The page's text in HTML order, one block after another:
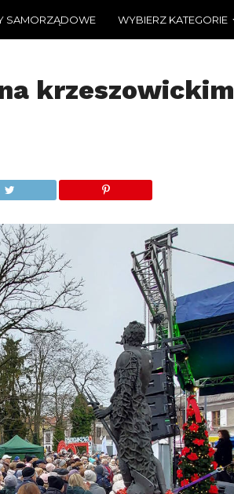
SAMORZĄDOWE WYBIERZ KATEGORIE
krzeszowickim